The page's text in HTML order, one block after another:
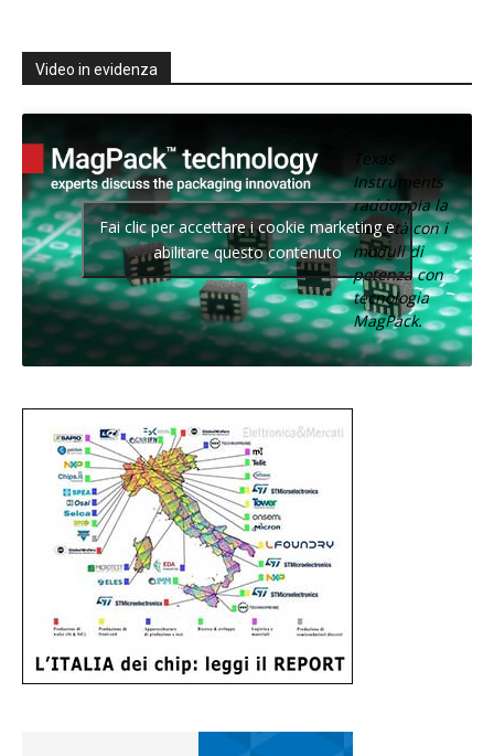
Video in evidenza
Texas
Instruments
raddoppia la
densità con i
moduli di
potenza con
tecnologia
MagPack.
Fai clic per accettare i cookie marketing e
abilitare questo contenuto